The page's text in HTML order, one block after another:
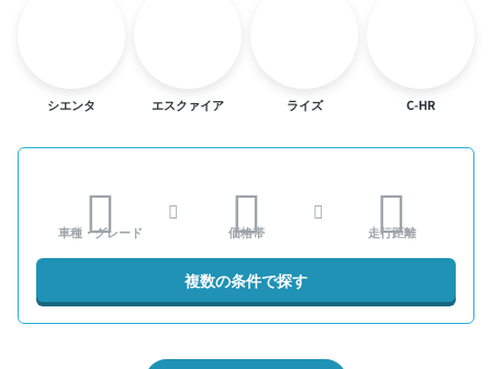
シエンタ エスクァイア ライズ C-HR
車種・グレード 価格帯 走行距離
複数の条件で探す